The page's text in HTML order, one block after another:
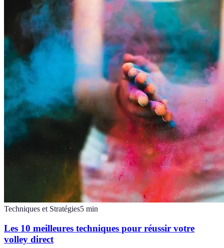
Techniques et Stratégies5 min
Les 10 meilleures techniques pour réussir votre
volley direct